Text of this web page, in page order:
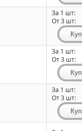
За 1 шт:
От 3 шт:
За 1 шт:
От 3 шт:
За 1 шт:
От 3 шт: